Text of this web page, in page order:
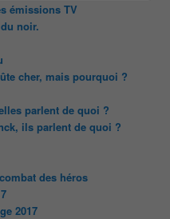
émissions TV
noir.
cher, mais pourquoi ?
parlent de quoi ?
ils parlent de quoi ?
des héros
2017